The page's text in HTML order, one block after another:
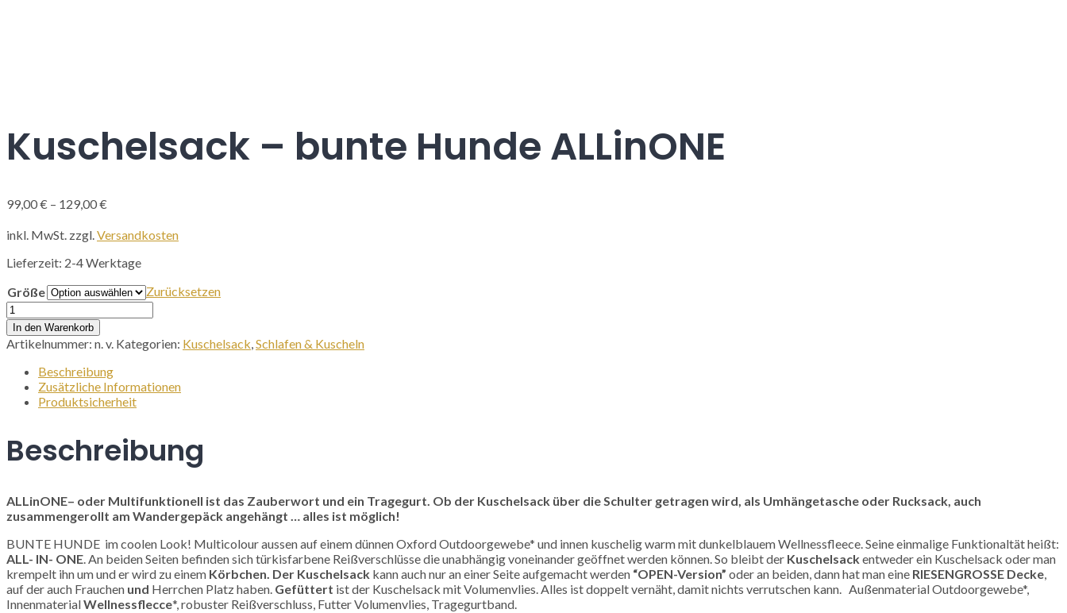
Kuschelsack – bunte Hunde ALLinONE
99,00€ – 129,00€
inkl. MwSt. zzgl.Versandkosten
Lieferzeit: 2-4 Werktage
Größe
Zurücksetzen
Kuschelsack
-
bunte
Hunde
ALLinONE
Menge
In den Warenkorb
Artikelnummer: n. v. Kategorien: Kuschelsack,Schlafen & Kuscheln
Beschreibung
Zusätzliche Informationen
Produktsicherheit
Beschreibung
ALLinONE– oder Multifunktionell ist das Zauberwort und ein Tragegurt. Ob der Kuschelsack über die Schulter getragen wird, als Umhängetasche oder Rucksack, auch
zusammengerollt am Wandergepäck angehängt … alles ist möglich!
BUNTE HUNDE im coolen Look! Multicolour aussen auf einem dünnen Oxford Outdoorgewebe* und innen kuschelig warm mit dunkelblauem Wellnessfleece. Seine einmalige Funktionaltät heißt:
ALL- IN- ONE. An beiden Seiten befinden sich türkisfarbene Reißverschlüsse die unabhängig voneinander geöffnet werden können. So bleibt der Kuschelsackentweder ein Kuschelsack oder man
krempelt ihn um und er wird zu einem Körbchen. Der Kuschelsack kann auch nur an einer Seite aufgemacht werden “OPEN-Version” oder an beiden, dann hat man eine RIESENGROSSE Decke,
auf der auch Frauchen und Herrchen Platz haben. Gefüttert ist der Kuschelsack mit Volumenvlies. Alles ist doppelt vernäht, damit nichts verrutschen kann. Außenmaterial Outdoorgewebe*,
InnenmaterialWellnessflecce*, robuster Reißverschluss, Futter Volumenvlies, Tragegurtband.